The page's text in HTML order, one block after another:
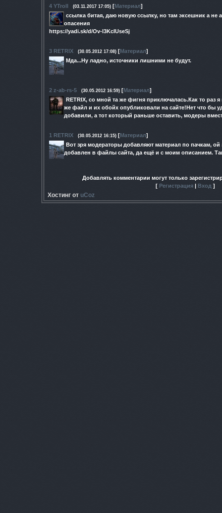
4 YTroll (03.11.2017 17:05) [Материал]
ссылка битая, даю новую ссылку, но там эксешник а не
опасения
https://yadi.sk/d/Ov-l3KcIUseSj
3 RETRIX (30.05.2012 17:08) [Материал]
Мда...Ну ладно, источники лишними не будут.
2 z-ab-rs-5 (30.05.2012 16:59) [Материал]
RETRIX, со мной та же фигня приключалась.Как то раз
же файл и их обойх опубликовали на сайте!Нет что бы
добавили, а тот который раньше оставить, модеры
1 RETRIX (30.05.2012 16:15) [Материал]
Вот зря модераторы добавляют материал по пачкам, ой
добавлен в файлы сайта, да ещё и с моим описанием.
Добавлять комментарии могут только
[ Регистрация | Вход ]
Хостинг от uCoz